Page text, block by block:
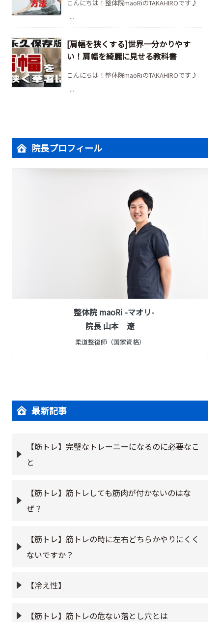
こんにちは！整体院maoRiのTAKAHIROです♪
...
[肩幅を狭くする]世界一分かりやす
い！肩幅を綺麗に見せる教科書
こんにちは！整体院maoRiのTAKAHIROです♪
...
院長プロフィール
整体院 maoRi -マオリ-
院長 山本 遼
柔道整復師（国家資格）
最新記事
【筋トレ】完璧なトレーニーになるのに必要なこ
と
【筋トレ】筋トレしても筋肉が付かないのはな
ぜ？
【筋トレ】筋トレの時に左右どちらかやりにくく
ないですか？
【冷え性】
【筋トレ】筋トレの危ない落とし穴とは